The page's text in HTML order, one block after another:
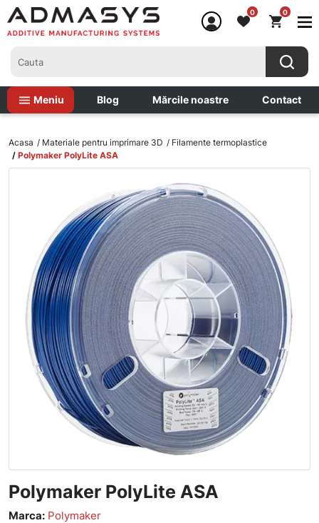
0 0
Meniu Blog Mărcile noastre Contact
Acasa Materiale pentru imprimare 3D
Filamente termoplastice
Polymaker PolyLite ASA
Polymaker PolyLite ASA
Marca: Polymaker